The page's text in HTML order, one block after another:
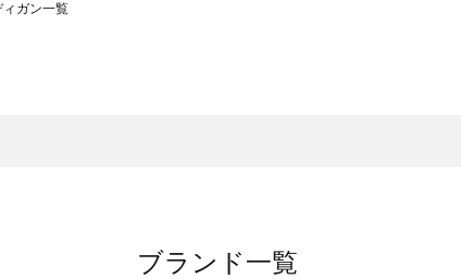
ガン一覧
カーディガン一覧
ガン一覧
ブランド一覧